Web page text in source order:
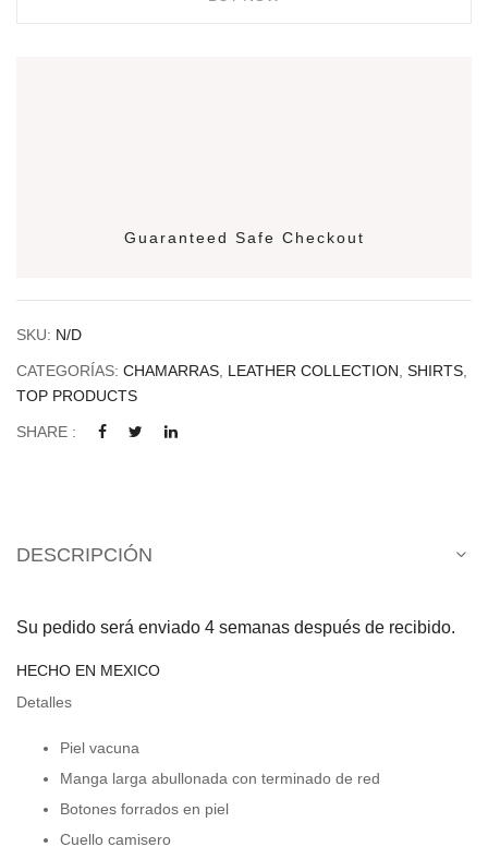
Guaranteed Safe Checkout
SKU: N/D
CATEGORÍAS: CHAMARRAS LEATHER COLLECTION SHIRTS
TOP PRODUCTS
SHARE :
DESCRIPCIÓN
Su pedido será enviado 4 semanas después de recibido.
HECHO EN MEXICO
Detalles
Piel vacuna
Manga larga abullonada con terminado de red
Botones forrados en piel
Cuello camisero